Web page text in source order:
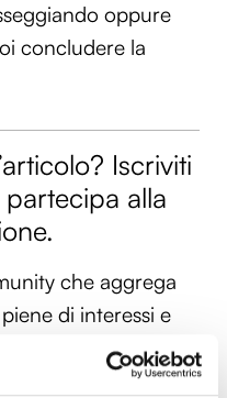
oppure
concludere la
Iscriviti
alla
che aggrega
di interessi e
vita, per offrire
e risorse per vivere